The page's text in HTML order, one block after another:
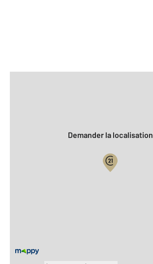
Demander la localisation
Année construction : 1930